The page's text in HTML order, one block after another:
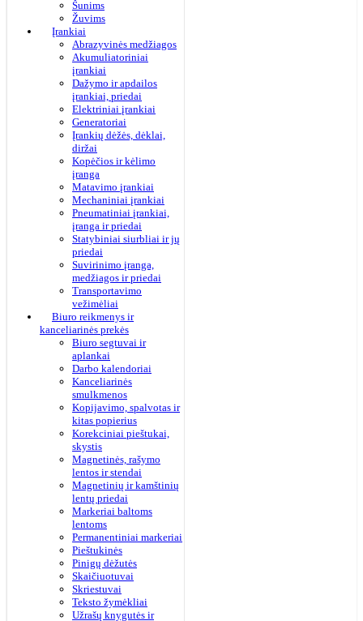
Šunims
Žuvims
Įrankiai
Abrazyvinės medžiagos
Akumuliatoriniai
įrankiai
Dažymo ir apdailos
įrankiai, priedai
Elektriniai įrankiai
Generatoriai
Įrankių dėžės, dėklai,
diržai
Kopėčios ir kėlimo
įranga
Matavimo įrankiai
Mechaniniai įrankiai
Pneumatiniai įrankiai,
įranga ir priedai
Statybiniai siurbliai ir jų
priedai
Suvirinimo įranga,
medžiagos ir priedai
Transportavimo
vežimėliai
Biuro reikmenys ir
kanceliarinės prekės
Biuro segtuvai ir
aplankai
Darbo kalendoriai
Kanceliarinės
smulkmenos
Kopijavimo, spalvotas ir
kitas popierius
Korekciniai pieštukai,
skystis
Magnetinės, rašymo
lentos ir stendai
Magnetinių ir kamštinių
lentų priedai
Markeriai baltoms
lentoms
Permanentiniai markeriai
Pieštukinės
Pinigų dėžutės
Skaičiuotuvai
Skriestuvai
Teksto žymėkliai
Užrašų knygutės ir